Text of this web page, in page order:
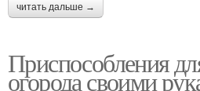
читать дальше →
Приспособления
огорода своими